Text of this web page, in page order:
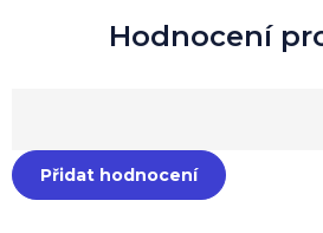
Přidat hodnocení